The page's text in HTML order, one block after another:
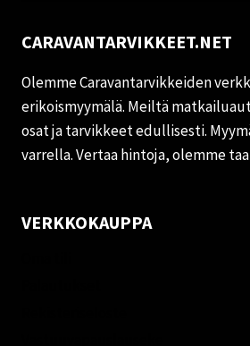
CARAVANTARVIKKEET.NET
Olemme Caravantarvikkeiden
erikoismyymälä. Meiltä
osat ja tarvikkeet edullisesti.
varrella. Vertaa hintoja, olemme
VERKKOKAUPPA